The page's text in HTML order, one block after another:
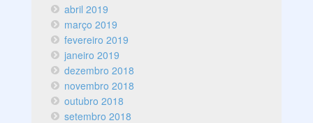
abril 2019
março 2019
fevereiro 2019
janeiro 2019
dezembro 2018
novembro 2018
outubro 2018
setembro 2018